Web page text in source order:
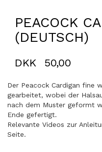
PEACOCK
(DEUTSCH)
DKK 50,00
Der Peacock Cardigan fine
gearbeitet, wobei der
nach dem Muster geformt
Ende gefertigt.
Relevante Videos zur
Seite.